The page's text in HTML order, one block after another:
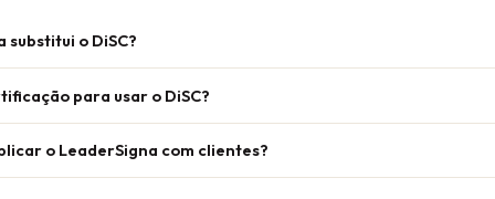
substitui o DiSC?
para usar o DiSC?
o LeaderSigna com clientes?